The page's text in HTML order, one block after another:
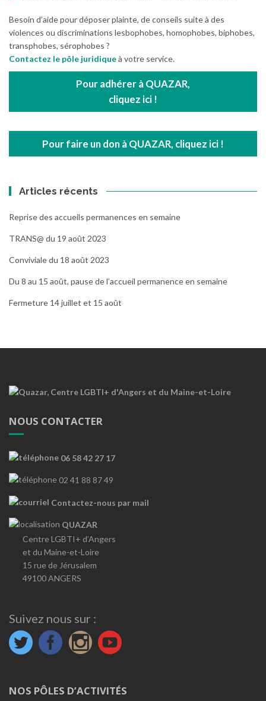
Besoin d’aide pour déposer plainte, de conseils suite à des
violences ou discriminations lesbophobes, homophobes, biphobes,
transphobes, sérophobes ?
Contactez le pôle juridiqueà votre service.
Pour adhérer à QUAZAR,
cliquez ici !
Pour faire un don à QUAZAR, cliquez ici !
Articles récents
Reprise des accueils permanences en semaine
TRANS@ du 19 août 2023
Conviviale du 18 août 2023
Du 8 au 15 août, pause de l’accueil permanence en semaine
Fermeture 14 juillet et 15 août
NOUS CONTACTER
06 58 42 27 17
02 41 88 87 49
Contactez-nous par mail
QUAZAR
Centre LGBTI+ d’Angers
et du Maine-et-Loire
15 rue de Jérusalem
49100 ANGERS
Suivez nous sur :
NOS PÔLES D’ACTIVITÉS